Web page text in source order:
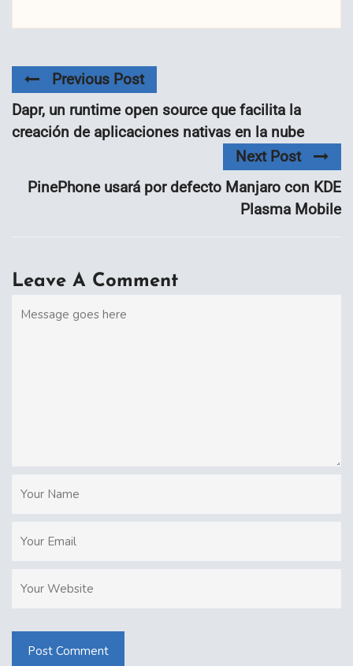
Previous Post
Dapr, un runtime open source que facilita la
creación de aplicaciones nativas en la nube
Next Post
PinePhone usará por defecto Manjaro con KDE
Plasma Mobile
Leave A Comment
Post Comment